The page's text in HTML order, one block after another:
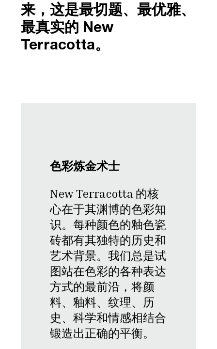
来，这是最切题、最优雅、
最真实的 New
Terracotta。
色彩炼金术士
New Terracotta 的核
心在于其渊博的色彩知
识。每种颜色的釉色瓷
砖都有其独特的历史和
艺术背景。我们总是试
图站在色彩的各种表达
方式的最前沿，将颜
料、釉料、纹理、历
史、科学和情感相结合
锻造出正确的平衡。